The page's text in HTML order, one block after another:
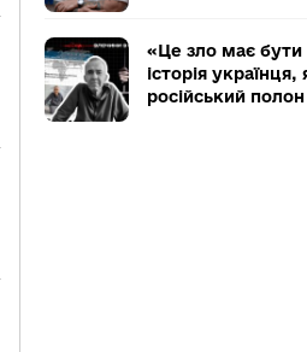
«Це зло має
історія
російський полон